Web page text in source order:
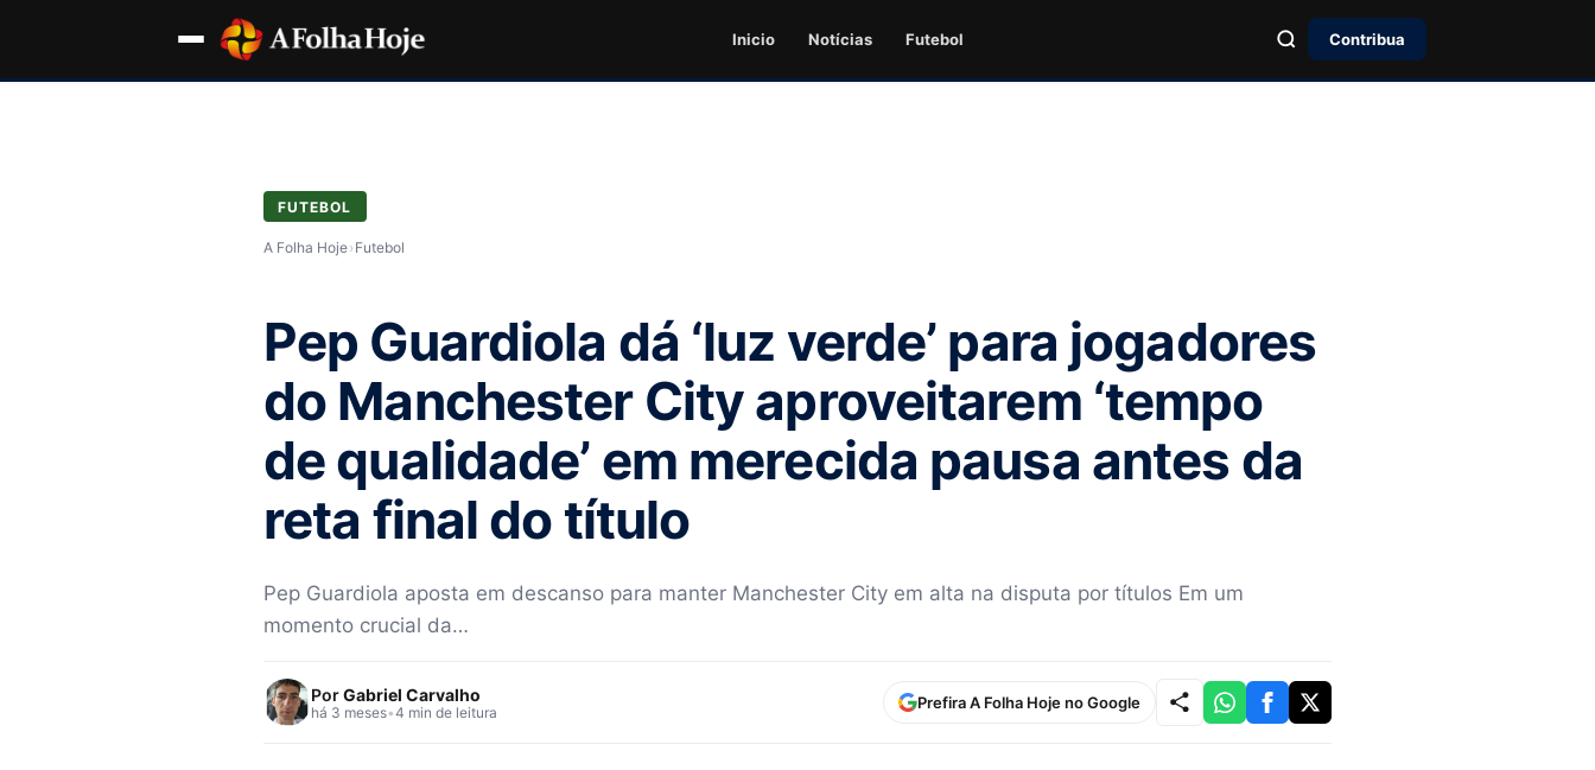
Inicio Notícias Futebol Contribua
FUTEBOL
A Folha Hoje› Futebol
Pep Guardiola dá ‘luz verde’ para jogadores
do Manchester City aproveitarem ‘tempo
de qualidade’ em merecida pausa antes da
reta final do título
Pep Guardiola aposta em descanso para manter Manchester City em alta na disputa por títulos Em um
momento crucial da…
PorGabriel Carvalho
há 3 meses•4 min de leitura
Prefira A Folha Hoje no Google